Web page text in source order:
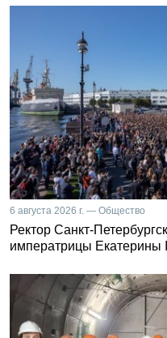
6 августа 2026 г. — Общество
Ректор Санкт-
императрицы Екатерины